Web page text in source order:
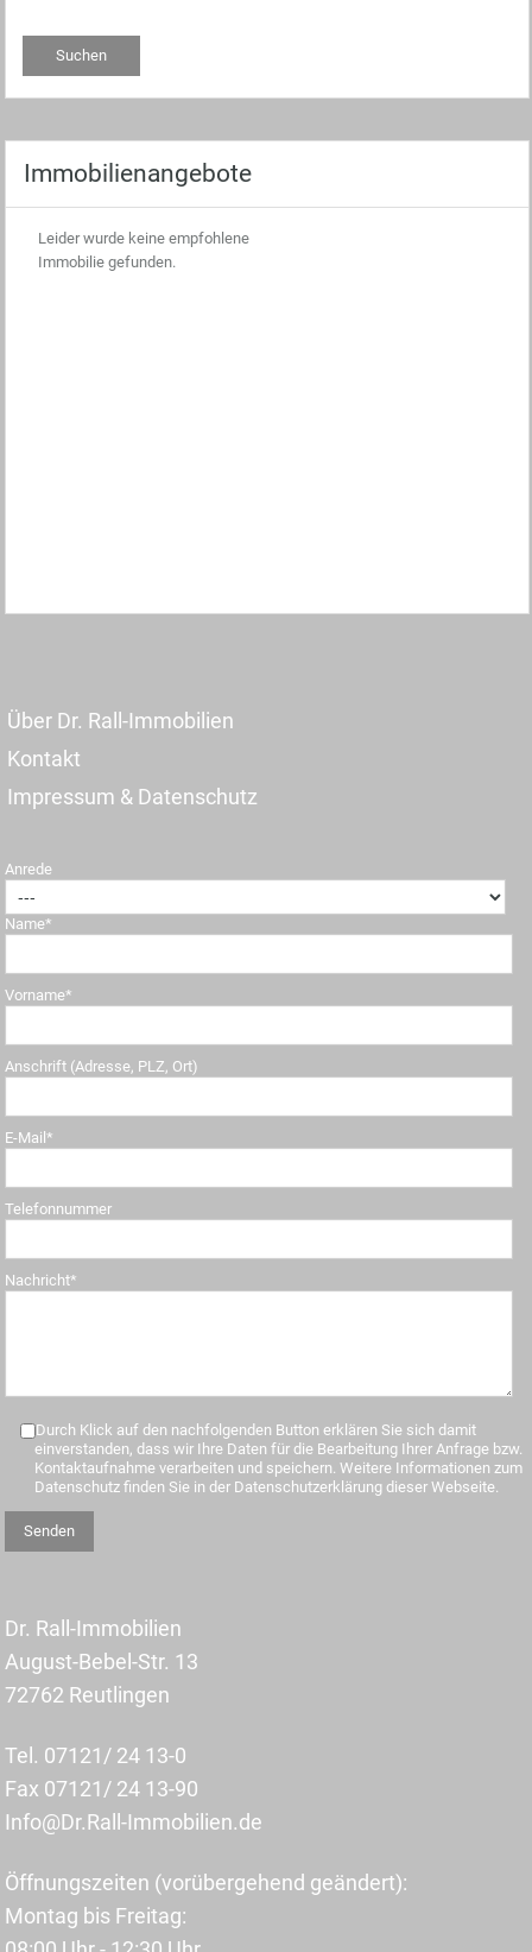
Immobilienangebote
Leider wurde keine empfohlene
Immobilie gefunden.
Über Dr. Rall-Immobilien
Kontakt
Impressum & Datenschutz
Anrede
Name*
Vorname*
Anschrift (Adresse, PLZ, Ort)
E-Mail*
Telefonnummer
Nachricht*
Durch Klick auf den nachfolgenden Button erklären Sie sich damit
einverstanden, dass wir Ihre Daten für die Bearbeitung Ihrer Anfrage bzw.
Kontaktaufnahme verarbeiten und speichern. Weitere Informationen zum
Datenschutz finden Sie in der Datenschutzerklärung dieser Webseite.
Dr. Rall-Immobilien
August-Bebel-Str. 13
72762 Reutlingen
Tel. 07121/ 24 13-0
Fax 07121/ 24 13-90
Info@Dr.Rall-Immobilien.de
Öffnungszeiten (vorübergehend geändert):
Montag bis Freitag: